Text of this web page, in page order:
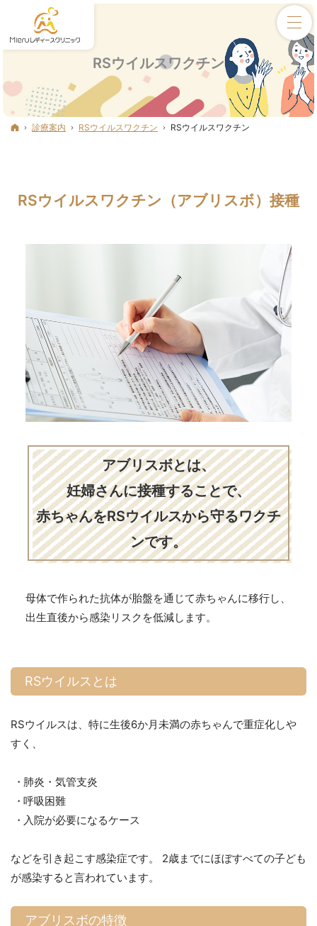
RSウイルスワクチン
ホーム
診療案内 RSウイルスワクチン RSウイルスワクチン
RSウイルスワクチン（アブリスボ）接種
アブリスボとは、
妊婦さんに接種することで、
赤ちゃんをRSウイルスから守るワクチ
ンです。
母体で作られた抗体が胎盤を通じて赤ちゃんに移行し、
出生直後から感染リスクを低減します。
RSウイルスとは
RSウイルスは、特に生後6か月未満の赤ちゃんで重症化しや
すく、
肺炎・気管支炎
呼吸困難
入院が必要になるケース
などを引き起こす感染症です。 2歳までにほぼすべての子ども
が感染すると言われています。
アブリスボの特徴